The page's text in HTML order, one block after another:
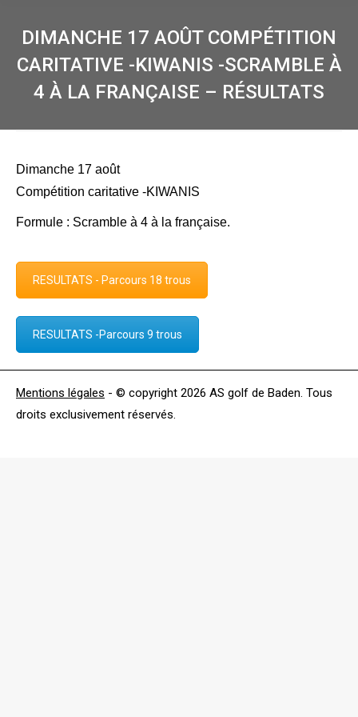
DIMANCHE 17 AOÛT COMPÉTITION
CARITATIVE -KIWANIS -SCRAMBLE À
4 À LA FRANÇAISE – RÉSULTATS
Dimanche 17 août
Compétition caritative -KIWANIS
Formule : Scramble à 4 à la française.
RESULTATS - Parcours 18 trous
RESULTATS -Parcours 9 trous
Mentions légales - © copyright 2026 AS golf de Baden. Tous
droits exclusivement réservés.